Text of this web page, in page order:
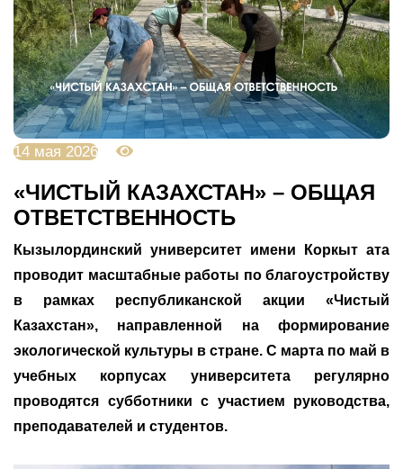
14 мая 2026
«ЧИСТЫЙ КАЗАХСТАН» – ОБЩАЯ
ОТВЕТСТВЕННОСТЬ
Кызылординский университет имени Коркыт ата
проводит масштабные работы по благоустройству
в рамках республиканской акции «Чистый
Казахстан», направленной на формирование
экологической культуры в стране. С марта по май в
учебных корпусах университета регулярно
проводятся субботники с участием руководства,
преподавателей и студентов.